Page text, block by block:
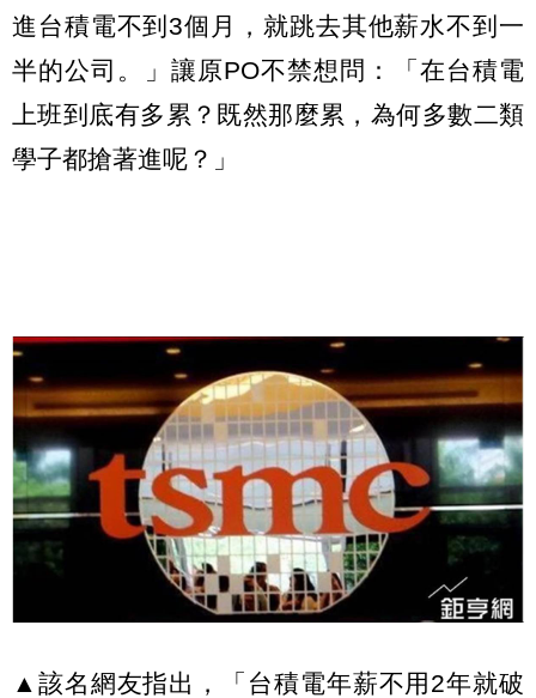
進台積電不到3個月，就跳去其他薪水不到一
半的公司。」讓原PO不禁想問：「在台積電
上班到底有多累？既然那麼累，為何多數二類
學子都搶著進呢？」
▲該名網友指出，「台積電年薪不用2年就破